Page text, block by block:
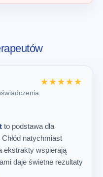
★★★★★
to podstawa dla
natychmiast
ekstrakty wspierają
daje świetne rezultaty